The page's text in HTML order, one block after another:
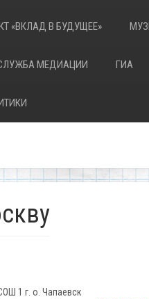
«ВКЛАД В БУДУЩЕЕ»
МЕДИАЦИИ ГИА
1 г. о. Чапаевск